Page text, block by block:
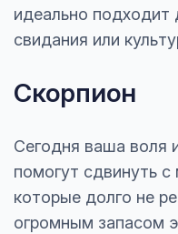
идеально подходит
свидания или
Скорпион
Сегодня ваша воля
помогут сдвинуть
которые долго не
огромным запасом